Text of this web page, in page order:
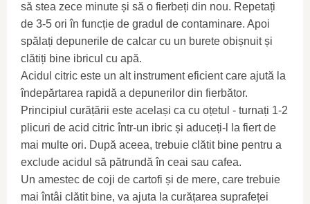
să stea zece minute și să o fierbeți din nou. Repetați
de 3-5 ori în funcție de gradul de contaminare. Apoi
spălați depunerile de calcar cu un burete obișnuit și
clătiți bine ibricul cu apă.
Acidul citric este un alt instrument eficient care ajută la
îndepărtarea rapidă a depunerilor din fierbător.
Principiul curățării este același ca cu oțetul - turnați 1-2
plicuri de acid citric într-un ibric și aduceți-l la fiert de
mai multe ori. După aceea, trebuie clătit bine pentru a
exclude acidul să pătrundă în ceai sau cafea.
Un amestec de coji de cartofi și de mere, care trebuie
mai întâi clătit bine, va ajuta la curățarea suprafeței